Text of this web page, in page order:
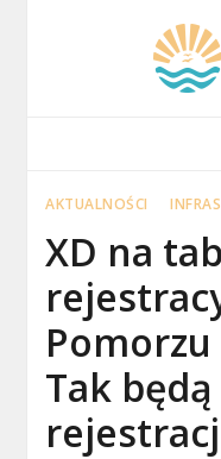
Informacje na
AKTUALNOŚCI
XD na
Tak